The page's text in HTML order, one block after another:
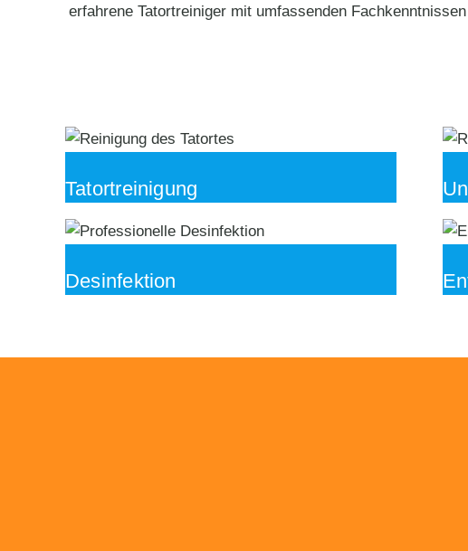
erfahrene Tatortreiniger mit umfassenden
Tatortreinigung
Desinfektion